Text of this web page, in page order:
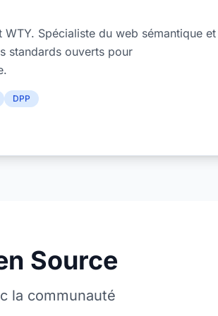
Spécialiste du web sémantique et
standards ouverts pour
DPP
Source
la communauté